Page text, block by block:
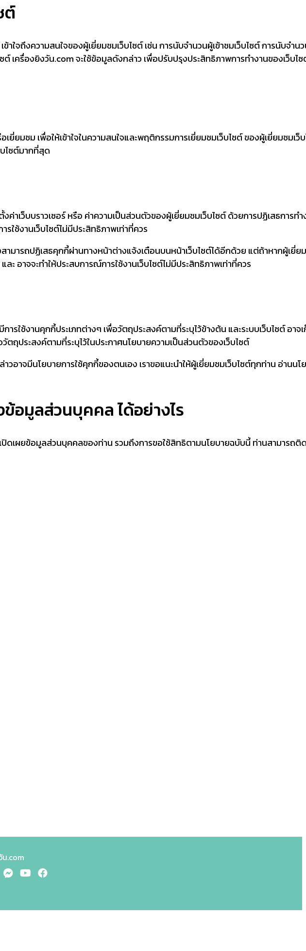
ต์
าใจถึงความสนใจของผู้เยี่ยมชมเว็บไซต์ เช่น การนับจำนวนผู้เข้าชมเว็บไซต์ การนับจำน
ต์ เครื่องยิงวัน.com จะใช้ข้อมูลดังกล่าว เพื่อปรับปรุงประสิทธิภาพการทำงานของเว็บไ
ยี่ยมชม เพื่อให้เข้าใจในความสนใจและพฤติกรรมการเยี่ยมชมเว็บไซต์ ของผู้เยี่ยมชมเว็
ไซต์มากที่สุด
าเว็บบราวเซอร์ หรือ ค่าความเป็นส่วนตัวของผู้เยี่ยมชมเว็บไซต์ ด้วยการปฏิเสธการท
ใช้งานเว็บไซต์ไม่มีประสิทธิภาพเท่าที่ควร
มารถปฏิเสธคุกกี้ผ่านทางหน้าต่างแจ้งเตือนบนหน้าเว็บไซต์ได้อีกด้วย แต่ถ้าหากผู้เยี่ย
ะ อาจจะทำให้ประสบการณ์การใช้งานเว็บไซต์ไม่มีประสิทธิภาพเท่าที่ควร
ารใช้งานคุกกี้ประเภทต่างๆ เพื่อวัตถุประสงค์ตามที่ระบุไว้ข้างต้น และระบบเว็บไซต์ อาจ
ประสงค์ตามที่ระบุไว้ในประกาศนโยบายความเป็นส่วนตัวของเว็บไซต์
อาจมีนโยบายการใช้คุกกี้ของตนเอง เราขอแนะนำให้ผู้เยี่ยมชมเว็บไซต์ทุกท่าน อ่านนโ
อมูลส่วนบุคคล ได้อย่างไร
ดเผยข้อมูลส่วนบุคคลของท่าน รวมถึงการขอใช้สิทธิตามนโยบายฉบับนี้ ท่านสามารถ
น.com